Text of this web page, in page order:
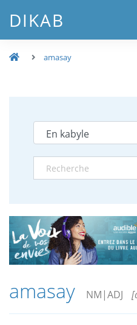
DIKAB
amasay
amasay NM|ADJ